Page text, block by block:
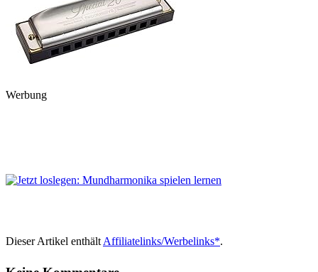
Werbung
Dieser Artikel enthält Affiliatelinks/Werbelinks*.